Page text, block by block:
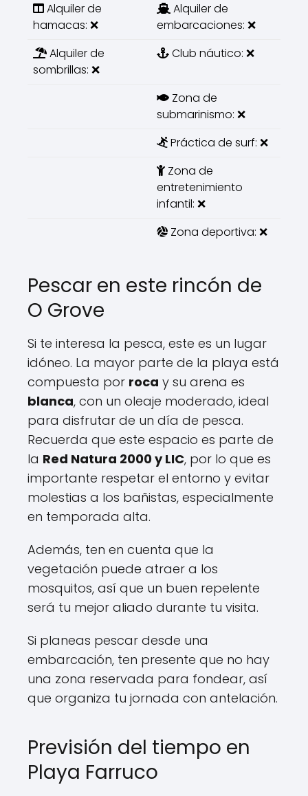
Alquiler de
hamacas: ❌
Alquiler de
embarcaciones: ❌
Alquiler de
sombrillas: ❌
Club náutico: ❌
Zona de
submarinismo: ❌
Práctica de surf: ❌
Zona de
entretenimiento
infantil: ❌
Zona deportiva: ❌
Pescar en este rincón de
O Grove
Si te interesa la pesca, este es un lugar
idóneo. La mayor parte de la playa está
compuesta por roca y su arena es
blanca, con un oleaje moderado, ideal
para disfrutar de un día de pesca.
Recuerda que este espacio es parte de
la Red Natura 2000 y LIC, por lo que es
importante respetar el entorno y evitar
molestias a los bañistas, especialmente
en temporada alta.
Además, ten en cuenta que la
vegetación puede atraer a los
mosquitos, así que un buen repelente
será tu mejor aliado durante tu visita.
Si planeas pescar desde una
embarcación, ten presente que no hay
una zona reservada para fondear, así
que organiza tu jornada con antelación.
Previsión del tiempo en
Playa Farruco